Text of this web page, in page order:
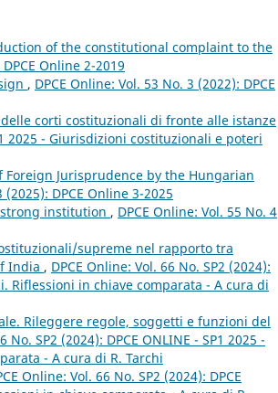
of the constitutional complaint to the
Online 2-2019
, DPCE Online: Vol. 53 No. 3 (2022): DPCE
corti costituzionali di fronte alle istanze
2025 - Giurisdizioni costituzionali e poteri
Jurisprudence by the Hungarian
DPCE Online 3-2025
institution , DPCE Online: Vol. 55 No. 4
supreme nel rapporto tra
India , DPCE Online: Vol. 66 No. SP2 (2024):
Riflessioni in chiave comparata - A cura di
Rileggere regole, soggetti e funzioni del
No. SP2 (2024): DPCE ONLINE - SP1 2025 -
- A cura di R. Tarchi
Online: Vol. 66 No. SP2 (2024): DPCE